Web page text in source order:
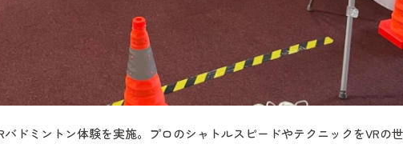
ドミントン体験を実施。プロのシャトルスピードやテクニックをVRの